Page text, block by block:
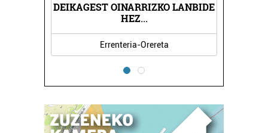
DEIKAGEST OINARRIZKO LANBIDE
HEZ...
Errenteria-Orereta